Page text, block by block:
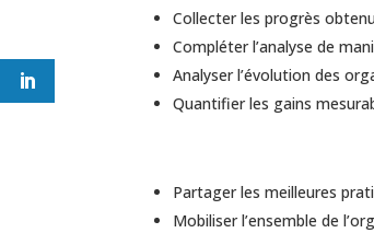
Collecter les progrès
Compléter l’analyse de
Analyser l’évolution des
Quantifier les gains
Partager les meilleures
Mobiliser l’ensemble de